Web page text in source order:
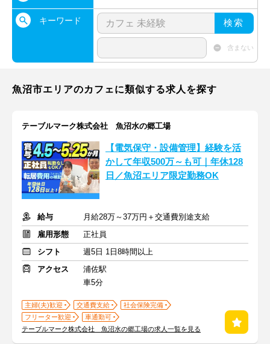
キーワード 検索
含まない
魚沼市エリアのカフェに類似する求人を探す
テーブルマーク株式会社 魚沼水の郷工場
【電気保守・設備管理】経験を活
かして年収500万～も可｜年休128
日／魚沼エリア限定勤務OK
給与
月給28万～37万円＋交通費別途支給
雇用形態
正社員
シフト
週5日 1日8時間以上
アクセス
浦佐駅
車5分
主婦(夫)歓迎 交通費支給
社会保険完備
フリーター歓迎
車通勤可
テーブルマーク株式会社 魚沼水の郷工場の求人一覧を見る